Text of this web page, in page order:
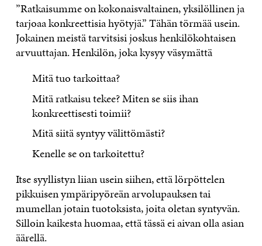
”Ratkaisumme on kokonaisvaltainen, yksilöllinen ja
tarjoaa konkreettisia hyötyjä.” Tähän törmää usein.
Jokainen meistä tarvitsisi joskus henkilökohtaisen
arvuuttajan. Henkilön, joka kysyy väsymättä
Mitä tuo tarkoittaa?
Mitä ratkaisu tekee? Miten se siis ihan
konkreettisesti toimii?
Mitä siitä syntyy välittömästi?
Kenelle se on tarkoitettu?
Itse syyllistyn liian usein siihen, että lörpöttelen
pikkuisen ympäripyöreän arvolupauksen tai
mumellan jotain tuotoksista, joita oletan syntyvän.
Silloin kaikesta huomaa, että tässä ei aivan olla asian
äärellä.